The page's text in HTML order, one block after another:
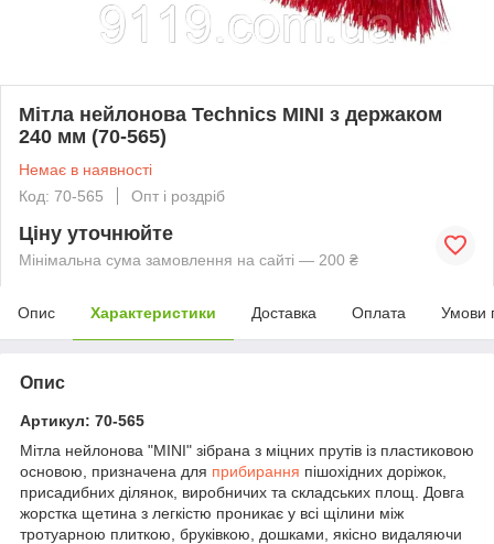
Мітла нейлонова Technics MINI з держаком
240 мм (70-565)
Немає в наявності
Код: 70-565
Опт і роздріб
Ціну уточнюйте
Мінімальна сума замовлення на сайті — 200 ₴
Опис Характеристики Доставка Оплата Умови
Опис
Артикул: 70-565
Мітла нейлонова "MINI" зібрана з міцних прутів із пластиковою
основою, призначена для прибирання пішохідних доріжок,
присадибних ділянок, виробничих та складських площ. Довга
жорстка щетина з легкістю проникає у всі щілини між
тротуарною плиткою, бруківкою, дошками, якісно видаляючи